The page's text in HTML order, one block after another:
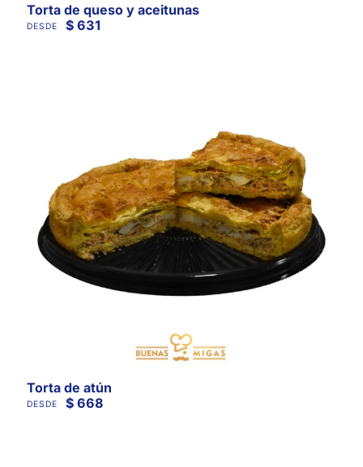
Torta de queso y aceitunas
DESDE $631
Torta de atún
DESDE $668